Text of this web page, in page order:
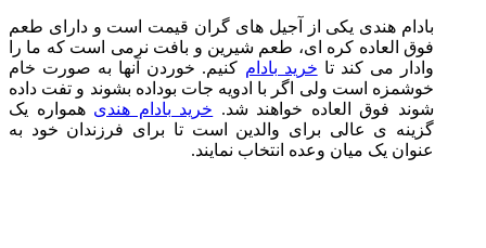
بادام هندی یکی از آجیل های گران قیمت است و دارای طعم
فوق العاده کره ای، طعم شیرین و بافت نرمی است که ما را
وادار می کند تا خرید بادام کنیم. خوردن آنها به صورت خام
خوشمزه است ولی اگر با ادویه جات بوداده بشوند و تفت داده
شوند فوق العاده خواهند شد. خرید بادام هندی همواره یک
گزینه ی عالی برای والدین است تا برای فرزندان خود به
عنوان یک میان وعده انتخاب نمایند.